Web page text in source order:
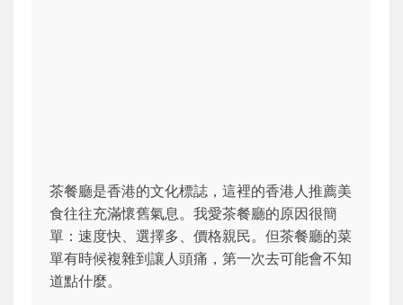
茶餐廳是香港的文化標誌，這裡的香港人推薦美
食往往充滿懷舊氣息。我愛茶餐廳的原因很簡
單：速度快、選擇多、價格親民。但茶餐廳的菜
單有時候複雜到讓人頭痛，第一次去可能會不知
道點什麼。